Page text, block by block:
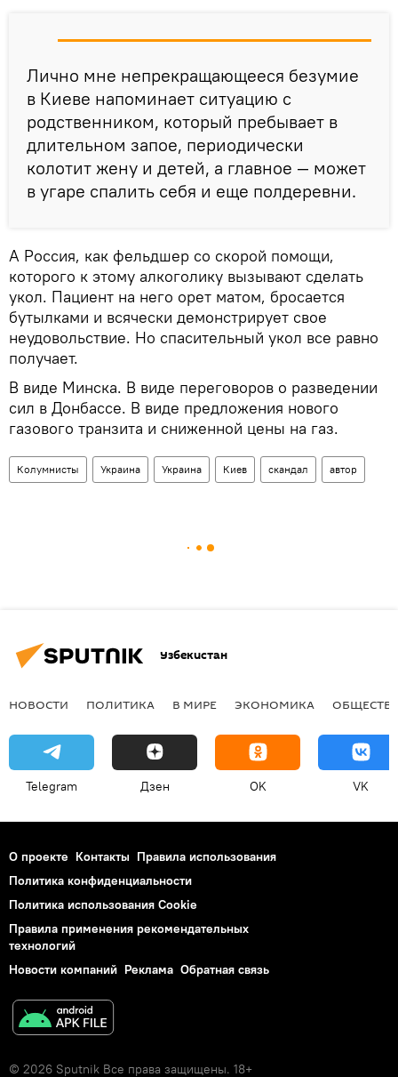
Лично мне непрекращающееся безумие
в Киеве напоминает ситуацию с
родственником, который пребывает в
длительном запое, периодически
колотит жену и детей, а главное — может
в угаре спалить себя и еще полдеревни.
А Россия, как фельдшер со скорой помощи,
которого к этому алкоголику вызывают сделать
укол. Пациент на него орет матом, бросается
бутылками и всячески демонстрирует свое
неудовольствие. Но спасительный укол все равно
получает.
В виде Минска. В виде переговоров о разведении
сил в Донбассе. В виде предложения нового
газового транзита и сниженной цены на газ.
Колумнисты Украина Украина Киев скандал автор
Узбекистан
НОВОСТИ ПОЛИТИКА В МИРЕ ЭКОНОМИКА
Telegram Дзен OK VK
О проекте Контакты Правила использования
Политика конфиденциальности
Политика использования Cookie
Правила применения рекомендательных
технологий
Новости компаний Реклама Обратная связь
© 2026 Sputnik Все права защищены. 18+